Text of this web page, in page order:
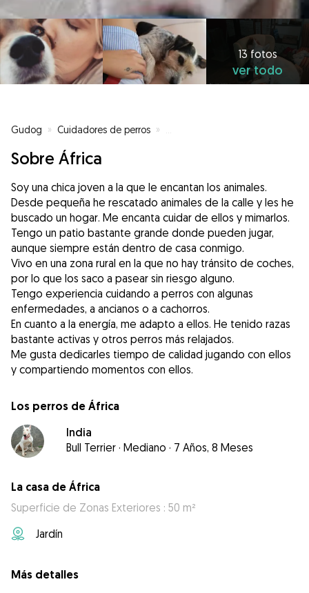
13 fotos
ver todo
Gudog » Cuidadores de perros »
Sobre África
Soy una chica joven a la que le encantan los animales.
Desde pequeña he rescatado animales de la calle y les he
buscado un hogar. Me encanta cuidar de ellos y mimarlos.
Tengo un patio bastante grande donde pueden jugar,
aunque siempre están dentro de casa conmigo.
Vivo en una zona rural en la que no hay tránsito de coches,
por lo que los saco a pasear sin riesgo alguno.
Tengo experiencia cuidando a perros con algunas
enfermedades, a ancianos o a cachorros.
En cuanto a la energía, me adapto a ellos. He tenido razas
bastante activas y otros perros más relajados.
Me gusta dedicarles tiempo de calidad jugando con ellos
Los perros de África
India
Bull Terrier · Mediano · 7 Años, 8 Meses
La casa de África
Superficie de Zonas Exteriores : 50 m²
Jardín
Más detalles